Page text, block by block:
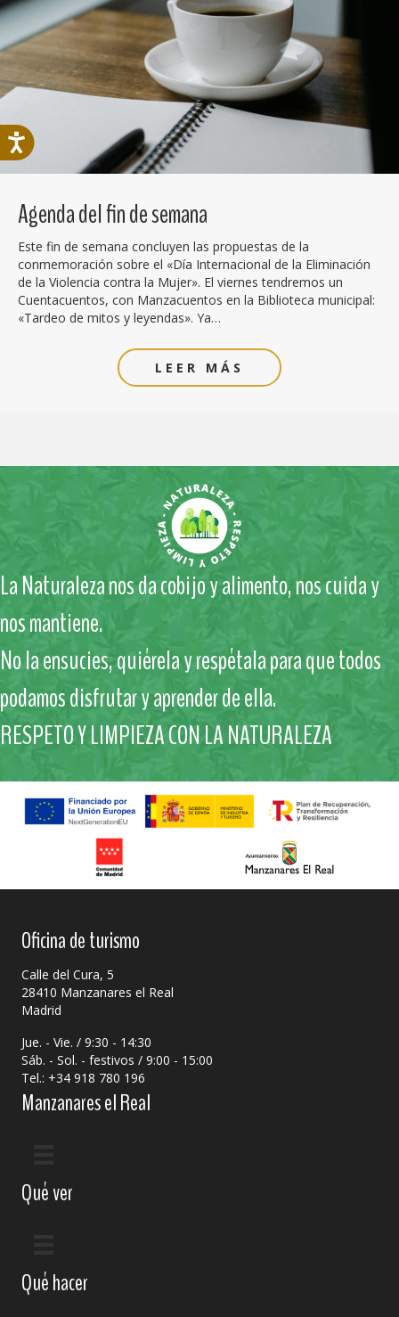
Agenda del fin de semana
Este fin de semana concluyen las propuestas de la
conmemoración sobre el «Día Internacional de la Eliminación
de la Violencia contra la Mujer». El viernes tendremos un
Cuentacuentos, con Manzacuentos en la Biblioteca municipal:
«Tardeo de mitos y leyendas». Ya…
LEER MÁS
La Naturaleza nos da cobijo y alimento, nos cuida y
nos mantiene.
No la ensucies, quiérela y respétala para que todos
podamos disfrutar y aprender de ella.
RESPETO Y LIMPIEZA CON LA NATURALEZA
Oficina de turismo
Calle del Cura, 5
28410 Manzanares el Real
Madrid
Jue. - Vie. / 9:30 - 14:30
Sáb. - Sol. - festivos / 9:00 - 15:00
Tel.: +34 918 780 196
Manzanares el Real
Qué ver
Qué hacer